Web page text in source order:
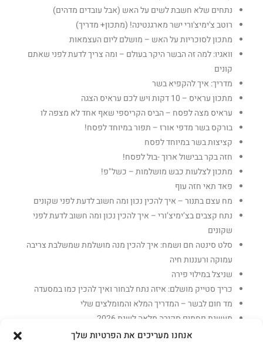
אנחנו מעריכים את הפרטיות שלך
נתחים שלא חשבת לשים על האש (אבל עובדים מדהים)
רוטב צ'ימיצ'ורי ישר מארגנטינה! (מתכון+ מדריך)
מתכון לסוכריות על האש – מושלם ליום העצמאות
וואגיו: למה זה הבשר היקר בעולם – ומה צריך לדעת לפני שאתם
קונים
מדריך: איך להקפיא בשר
מתכון עראיס – 10 דקות ויש לכם עראיס הצגה
עראיס מצה לפסח – הביס הקריספי שאף אחד לא מצפה לו
בורקס בשר מדפי אורז – תפור במיוחד לפסח!
קציצות בשר במיוחד לפסח
חזה בקר בבישול ארוך -בול לפסח!
מתכון לצלעות כבש מושלמות – כשל"פ!
פאד תאי חזה עוף
מח עצם בתנור – איך להכין נכון ומה חשוב לדעת לפני שקונים
נתח קצבים בצ’ימיצ’ורי – איך להכין נכון ומה חשוב לדעת לפני
שקונים
סלט סינטה חם ושמח: איך להכין מנה מושלמת שמשלבת צריבה
עמוקה ורעננות חיה
שניצל במילוי פירה
כריך סטייק מושלם: איזה נתח לבחור ואיך להכין כמו במסעדה
מד חום לבשר – המדריך המלא והמומלצים שלי
מעשנת פחמים סקירה מלאה לשנת 2026
מעשנות בשר על חשמל – סקירה לשנת 2026